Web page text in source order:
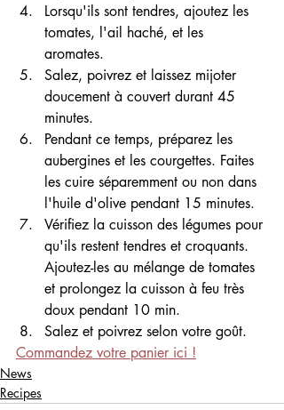
Lorsqu'ils sont tendres, ajoutez les
tomates, l'ail haché, et les
aromates.
Salez, poivrez et laissez mijoter
doucement à couvert durant 45
minutes.
Pendant ce temps, préparez les
aubergines et les courgettes. Faites
les cuire séparemment ou non dans
l'huile d'olive pendant 15 minutes.
Vérifiez la cuisson des légumes pour
qu'ils restent tendres et croquants.
Ajoutez-les au mélange de tomates
et prolongez la cuisson à feu très
doux pendant 10 min.
Salez et poivrez selon votre goût.
Commandez votre panier ici !
News
Recipes